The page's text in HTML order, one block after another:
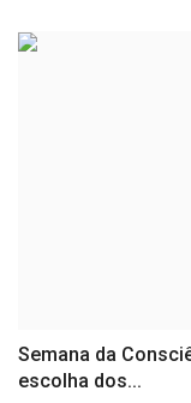
Semana da
escolha dos...